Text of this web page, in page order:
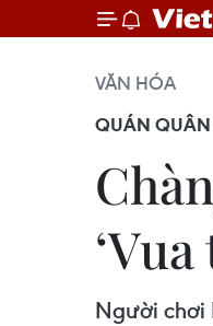
VĂN HÓA
QUÁN QUÂN
Người chơi